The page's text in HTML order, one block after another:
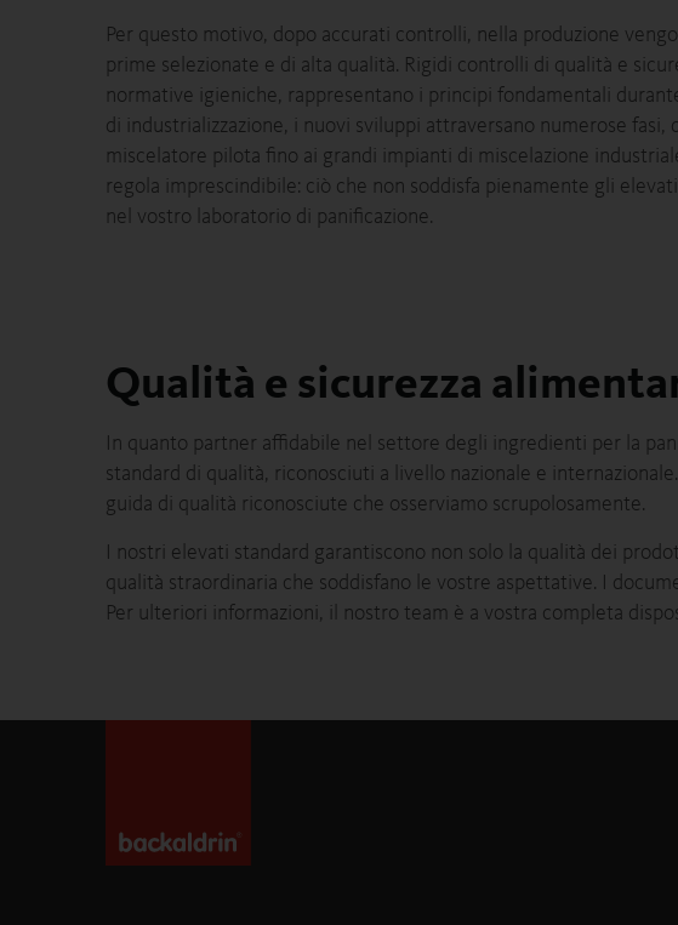
Per questo motivo, dopo accurati controlli, nella produzione
prime selezionate e di alta qualità. Rigidi controlli di qualità e
normative igieniche, rappresentano i principi fondamentali
di industrializzazione, i nuovi sviluppi attraversano numerose fasi,
miscelatore pilota fino ai grandi impianti di miscelazione
regola imprescindibile: ciò che non soddisfa pienamente gli
nel vostro laboratorio di panificazione.
Qualità e sicurezza
In quanto partner affidabile nel settore degli ingredienti per la
standard di qualità, riconosciuti a livello nazionale e
guida di qualità riconosciute che osserviamo scrupolosamente.
I nostri elevati standard garantiscono non solo la qualità dei
qualità straordinaria che soddisfano le vostre aspettative. I
Per ulteriori informazioni, il nostro team è a vostra completa